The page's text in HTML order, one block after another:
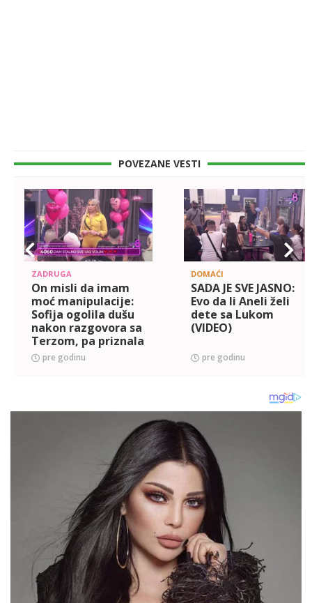
POVEZANE VESTI
ZADRUGA
On misli da imam
moć manipulacije:
Sofija ogolila dušu
nakon razgovora sa
Terzom, pa priznala
da nikada nije imala
zle namere prema
pre godinu
DOMAĆI
SADA JE SVE JASNO:
Evo da li Aneli želi
dete sa Lukom
(VIDEO)
pre godinu